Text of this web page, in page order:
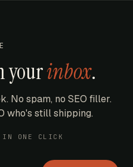
yourinbox.
No spam, no SEO filler.
who's still shipping.
ONE CLICK